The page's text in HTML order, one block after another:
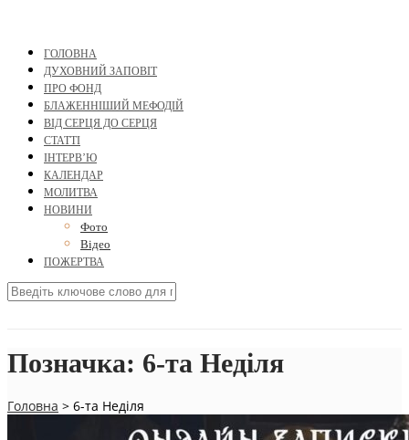
ГОЛОВНА
ДУХОВНИЙ ЗАПОВІТ
ПРО ФОНД
БЛАЖЕННІШИЙ МЕФОДІЙ
ВІД СЕРЦЯ ДО СЕРЦЯ
СТАТТІ
ІНТЕРВ’Ю
КАЛЕНДАР
МОЛИТВА
НОВИНИ
Фото
Відео
ПОЖЕРТВА
Позначка: 6-та Неділя
Головна > 6-та Неділя